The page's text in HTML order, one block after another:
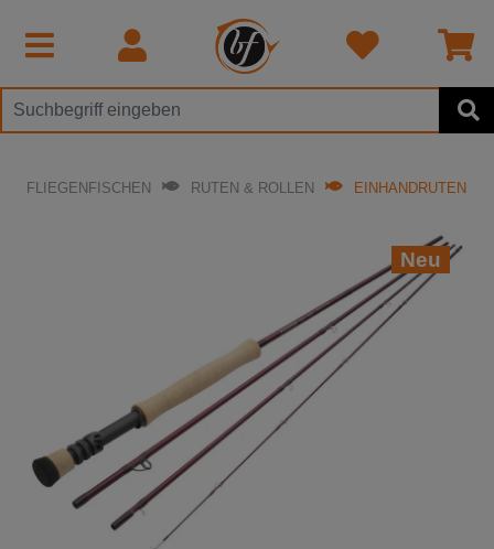
FLIEGENFISCHEN RUTEN & ROLLEN EINHANDRUTEN
Neu